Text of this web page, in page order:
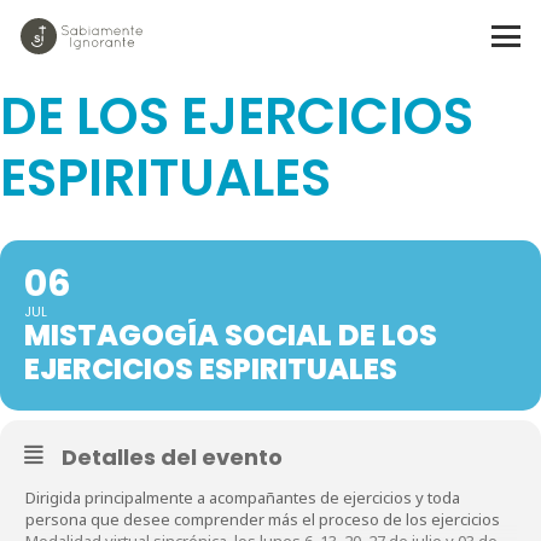
MISTAGOGÍA SOCIAL
DE LOS EJERCICIOS
ESPIRITUALES
06
JUL
MISTAGOGÍA SOCIAL DE LOS
EJERCICIOS ESPIRITUALES
Detalles del evento
Dirigida principalmente a acompañantes de ejercicios y toda
persona que desee comprender más el proceso de los ejercicios